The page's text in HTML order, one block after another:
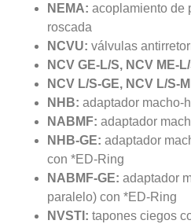
NEMA: acoplamiento de
roscada
NCVU: válvulas
NCV GE-L/S, NCV ME-
NCV L/S-GE, NCV L/S-
NHB: adaptador macho-
NABMF: adaptador
NHB-GE: adaptador
con *ED-Ring
NABMF-GE: adaptador
paralelo) con *ED-Ring
NVSTI: tapones ciegos